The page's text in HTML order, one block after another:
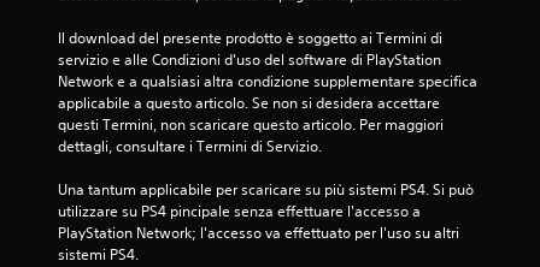
1
7
6
v
Il download del presente prodotto è soggetto ai Termini di
servizio e alle Condizioni d'uso del software di PlayStation
Network e a qualsiasi altra condizione supplementare specifica
applicabile a questo articolo. Se non si desidera accettare
questi Termini, non scaricare questo articolo. Per maggiori
dettagli, consultare i Termini di Servizio.
Una tantum applicabile per scaricare su più sistemi PS4. Si può
utilizzare su PS4 pincipale senza effettuare l'accesso a
PlayStation Network; l'accesso va effettuato per l'uso su altri
sistemi PS4.